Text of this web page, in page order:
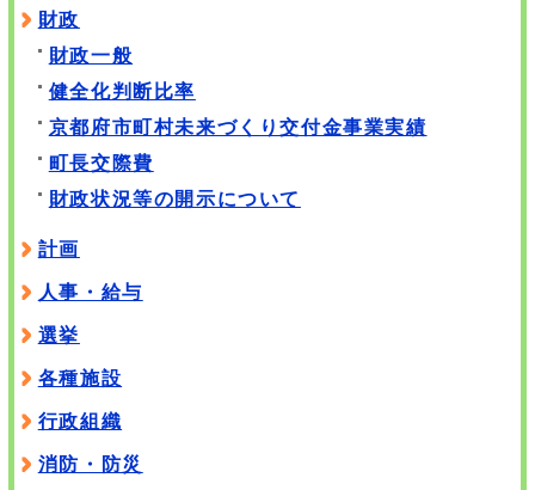
財政
財政一般
健全化判断比率
京都府市町村未来づくり交付金事業実績
町長交際費
財政状況等の開示について
計画
人事・給与
選挙
各種施設
行政組織
消防・防災